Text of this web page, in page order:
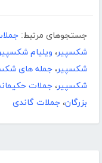
جستجوهای مرتبط:
شکسپیر، ویلیام
شکسپیر، جمله های
شکسپیر، جملات
بزرگان، جملات گاندی